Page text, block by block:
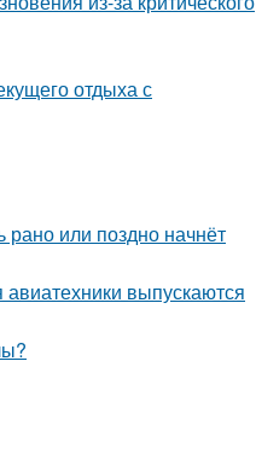
отдыха с
или поздно начнёт
выпускаются